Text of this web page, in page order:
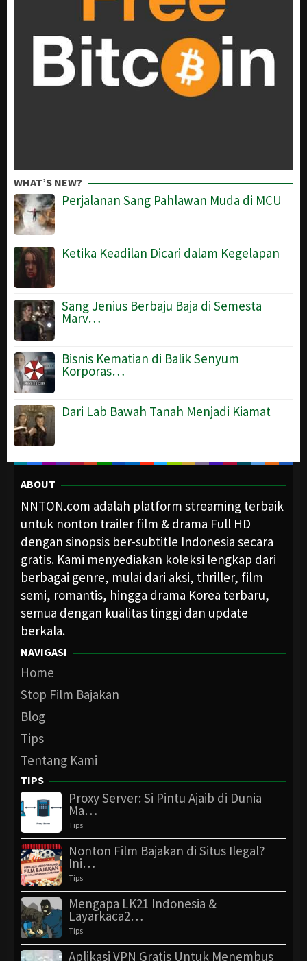
WHAT’S NEW?
Perjalanan Sang Pahlawan Muda di MCU
Ketika Keadilan Dicari dalam Kegelapan
Sang Jenius Berbaju Baja di Semesta
Marv…
Bisnis Kematian di Balik Senyum
Korporas…
Dari Lab Bawah Tanah Menjadi Kiamat
ABOUT
NNTON.com adalah platform streaming terbaik
untuk nonton trailer film & drama Full HD
dengan sinopsis ber-subtitle Indonesia secara
gratis. Kami menyediakan koleksi lengkap dari
berbagai genre, mulai dari aksi, thriller, film
semi, romantis, hingga drama Korea terbaru,
semua dengan kualitas tinggi dan update
berkala.
NAVIGASI
Home
Stop Film Bajakan
Blog
Tips
Tentang Kami
TIPS
Proxy Server: Si Pintu Ajaib di Dunia
Ma…
Tips
Nonton Film Bajakan di Situs Ilegal?
Ini…
Tips
Mengapa LK21 Indonesia &
Layarkaca2…
Tips
Aplikasi VPN Gratis Untuk Menembus